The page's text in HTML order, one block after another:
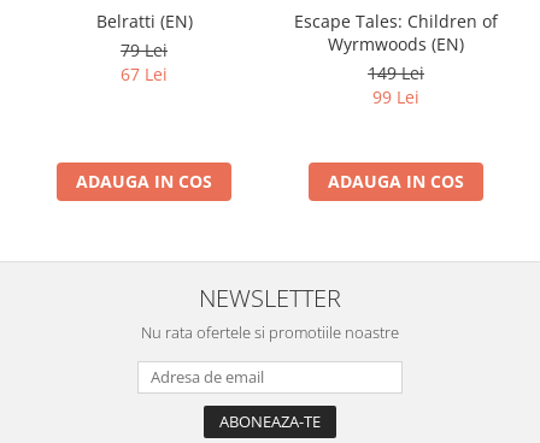
Belratti (EN)
79 Lei
67 Lei
ADAUGA IN COS
Escape Tales: Children of
Wyrmwoods (EN)
149 Lei
99 Lei
ADAUGA IN COS
NEWSLETTER
Nu rata ofertele si promotiile noastre